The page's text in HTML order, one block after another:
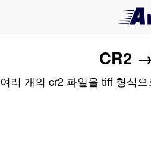
CR2
여러 개의 cr2 파일을 tiff 형식